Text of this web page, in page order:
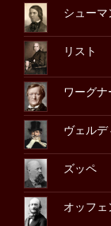
シューマ
リスト
ワーグナ
ヴェルデ
ズッペ
オッフェ